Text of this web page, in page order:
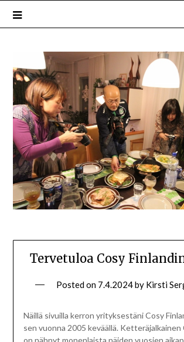
Tervetuloa Cosy
Posted on 7.4.2024by Kirsti
Näillä sivuilla kerron yrityksestäni Cosy
sen vuonna 2005 keväällä. Ketteräjalkainen